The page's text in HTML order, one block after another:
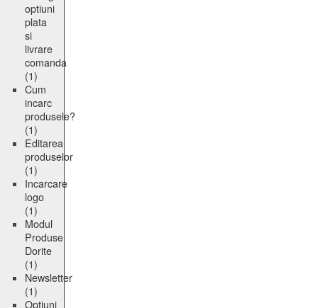
optiuni
plata
si
livrare
comanda
(1)
Cum
incarc
produsele?
(1)
Editarea
produselor
(1)
Incarcare
logo
(1)
Modul
Produse
Dorite
(1)
Newsletter
(1)
Optiuni